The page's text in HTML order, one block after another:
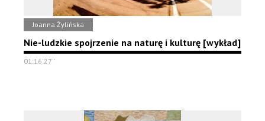
Joanna Żylińska
Nie-ludzkie spojrzenie na naturę i kulturę [wykład]
01:16'27''